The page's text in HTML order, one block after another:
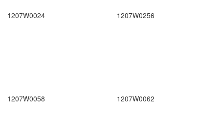
1207W0024 1207W0256
1207W0058 1207W0062